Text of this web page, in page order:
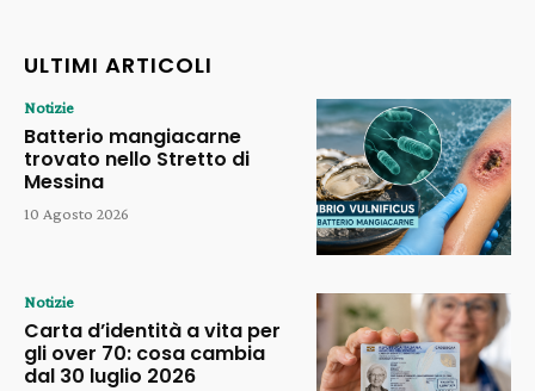
ULTIMI ARTICOLI
Notizie
Batterio mangiacarne
trovato nello Stretto di
Messina
10 Agosto 2026
Notizie
Carta d’identità a vita per
gli over 70: cosa cambia
dal 30 luglio 2026